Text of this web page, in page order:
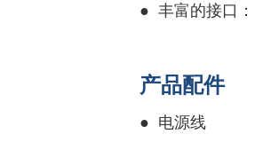
● 丰富的接口
产品配件
● 电源线